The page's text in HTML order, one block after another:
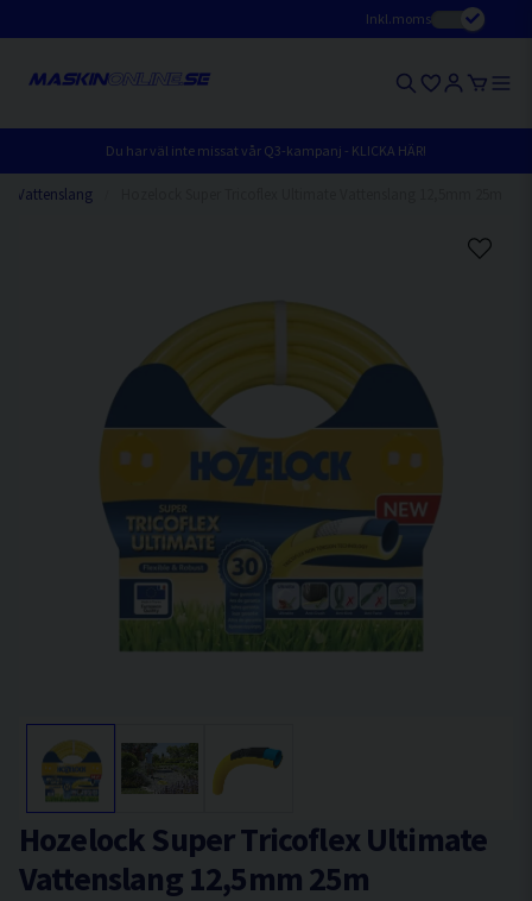
Inkl.moms
Du har väl inte missat vår Q3-kampanj - KLICKA HÄR!
Vattenslang
Hozelock Super Tricoflex Ultimate
Vattenslang 12,5mm 25m